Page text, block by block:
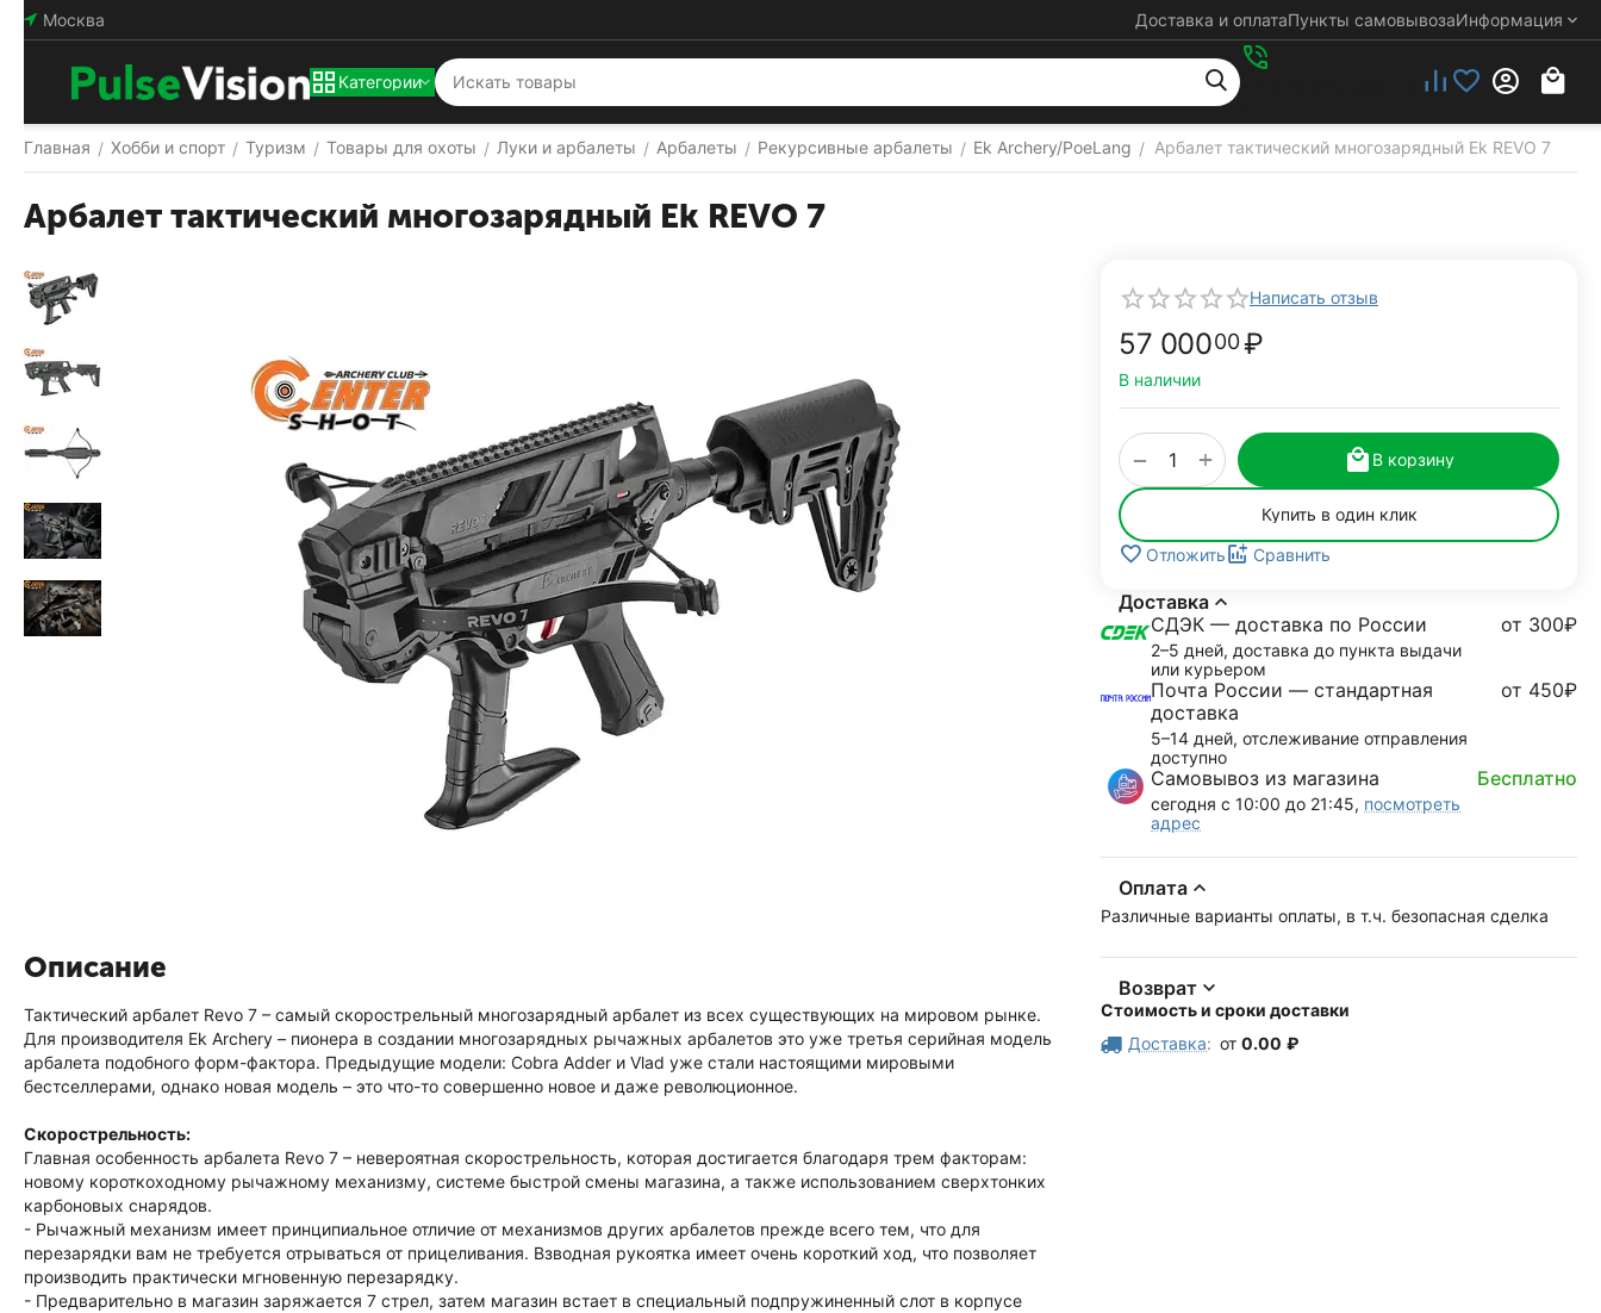
Москва Доставка и оплатаПункты самовывозаИнформация
Категории
Главная / Хобби и спорт / Туризм / Товары для охоты / Луки и арбалеты / Арбалеты / Рекурсивные арбалеты / Ek Archery/PoeLang / Арбалет тактический многозарядный Ek REVO 7
Арбалет тактический многозарядный Ek REVO 7
Написать отзыв
57 00000₽
В наличии
+
− В корзину
Купить в один клик
Отложить
Сравнить
Доставка
СДЭК — доставка по России
2–5 дней, доставка до пункта выдачи
или курьером
от 300₽
Почта России — стандартная
доставка
5–14 дней, отслеживание отправления
доступно
от 450₽
Самовывоз из магазина
сегодня с 10:00 до 21:45, посмотреть
адрес
Бесплатно
Оплата
Различные варианты оплаты, в т.ч. безопасная сделка
Возврат
Стоимость и сроки доставки
Доставка: от 0.00 ₽
Описание
Тактический арбалет Revo 7 – самый скорострельный многозарядный арбалет из всех существующих на мировом рынке.
Для производителя Ek Archery – пионера в создании многозарядных рычажных арбалетов это уже третья серийная модель
арбалета подобного форм-фактора. Предыдущие модели: Cobra Adder и Vlad уже стали настоящими мировыми
бестселлерами, однако новая модель – это что-то совершенно новое и даже революционное.
Скорострельность:
Главная особенность арбалета Revo 7 – невероятная скорострельность, которая достигается благодаря трем факторам:
новому короткоходному рычажному механизму, системе быстрой смены магазина, а также использованием сверхтонких
карбоновых снарядов.
- Рычажный механизм имеет принципиальное отличие от механизмов других арбалетов прежде всего тем, что для
перезарядки вам не требуется отрываться от прицеливания. Взводная рукоятка имеет очень короткий ход, что позволяет
производить практически мгновенную перезарядку.
- Предварительно в магазин заряжается 7 стрел, затем магазин встает в специальный подпружиненный слот в корпусе